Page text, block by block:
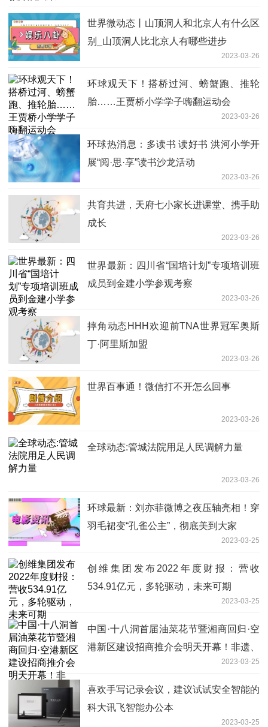
世界微动态丨山顶洞人和北京人有什么区
别_山顶洞人比北京人有哪些进步
2023-03-26
环球观天下！搭桥过河、螃蟹跑、推轮
胎……王贾桥小学学子嗨翻运动会
2023-03-26
环球热消息：多读书 读好书 洪河小学开
展“阅·思·享”读书沙龙活动
2023-03-26
共育共进，天府七小家长进课堂、携手助
成长
2023-03-26
世界最新：四川省“国培计划”专项培训班
成员到金建小学参观考察
2023-03-26
摔角动态HHH欢迎前TNA世界冠军奥斯
丁·阿里斯加盟
2023-03-26
世界百事通！微信打不开怎么回事
2023-03-26
全球动态:管城法院用足人民调解力量
2023-03-26
环球最新：刘亦菲微博之夜压轴亮相！穿
羽毛裙变“孔雀公主”，彻底美到大家
2023-03-25
创维集团发布2022年度财报：营收
534.91亿元，多轮驱动，未来可期
2023-03-25
中国·十八洞首届油菜花节暨湘商回归·空
港新区建设招商推介会明天开幕！非遗、
2023-03-25
喜欢手写记录会议，建议试试安全智能的
科大讯飞智能办公本
2023-03-25